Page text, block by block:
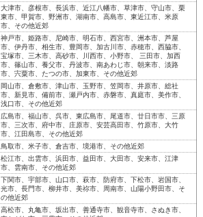
大津市、彦根市、長浜市、近江八幡市、草津市、守山市、栗
東市、甲賀市、野洲市、湖南市、高島市、東近江市、米原
市、その他近郊
神戸市、姫路市、尼崎市、明石市、西宮市、洲本市、芦屋
市、伊丹市、相生市、豊岡市、加古川市、赤穂市、西脇市、
宝塚市、三木市、高砂市、川西市、小野市、 三田市、加西
市、篠山市、養父市、丹波市、南あわじ市、朝来市、淡路
市、宍粟市、たつの市、加東市、その他近郊
岡山市、倉敷市、津山市、玉野市、笠岡市、井原市、総社
市、新見市、備前市、瀬戸内市、赤磐市、真庭市、美作市、
浅口市、その他近郊
広島市、福山市、呉市、東広島市、尾道市、廿日市市、三原
市、三次市、府中市、庄原市、安芸高田市、竹原市、大竹
市、江田島市、その他近郊
鳥取市、米子市、倉吉市、境港市、その他近郊
松江市、出雲市、浜田市、益田市、大田市、安来市、江津
市、雲南市、その他近郊
下関市、宇部市、山口市、萩市、防府市、下松市、岩国市、
光市、長門市、柳井市、美祢市、周南市、山陽小野田市、そ
の他近郊
高松市、丸亀市、坂出市、善通寺市、観音寺市、さぬき市、